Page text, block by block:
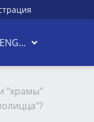
ENG...
"храмы"